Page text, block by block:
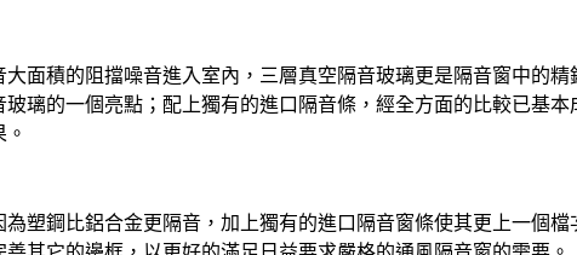
面積的阻擋噪音進入室內，三層真空隔音玻璃更是隔音窗中的精
璃的一個亮點；配上獨有的進口隔音條，經全方面的比較已基
塑鋼比鋁合金更隔音，加上獨有的進口 隔音窗條使其更上一個檔